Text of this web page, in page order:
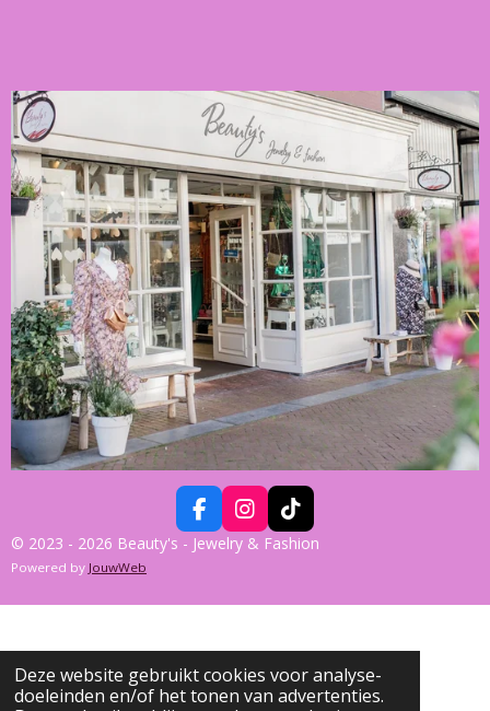
Deze website gebruikt cookies voor analyse-
doeleinden en/of het tonen van advertenties.
F
A
B
I
N
A
A
M
T
I
O
© 2023 - 2026 Beauty's - Jewelry & Fashion
Powered by JouwWeb